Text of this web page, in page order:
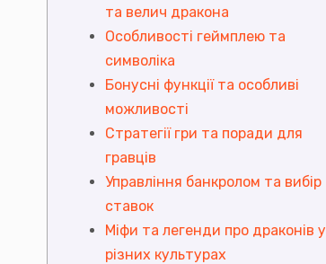
та велич дракона
Особливості геймплею та
символіка
Бонусні функції та особливі
можливості
Стратегії гри та поради для
гравців
Управління банкролом та вибір
ставок
Міфи та легенди про драконів у
різних культурах